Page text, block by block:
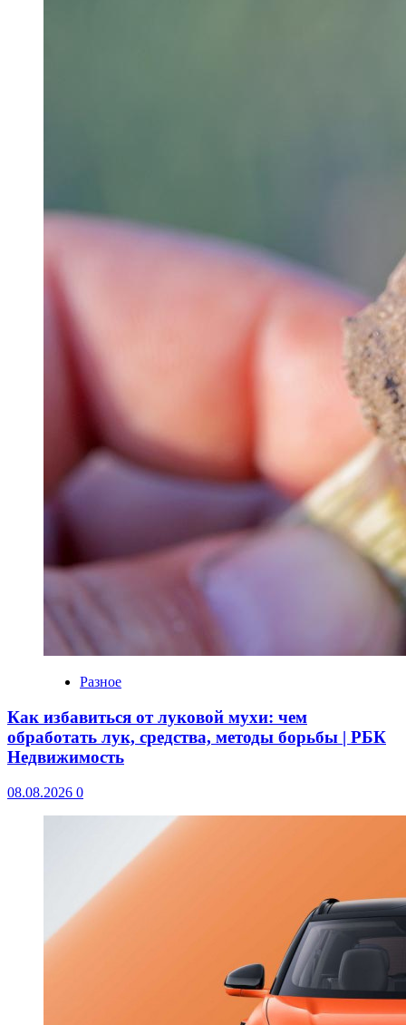
Разное
Как избавиться от луковой мухи: чем
обработать лук, средства, методы борьбы | РБК
Недвижимость
08.08.2026 0